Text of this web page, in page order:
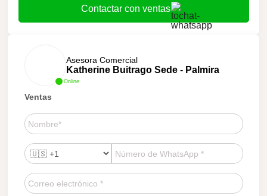
Contactar con ventas
Online
Asesora Comercial
Katherine Buitrago Sede - Palmira
Ventas